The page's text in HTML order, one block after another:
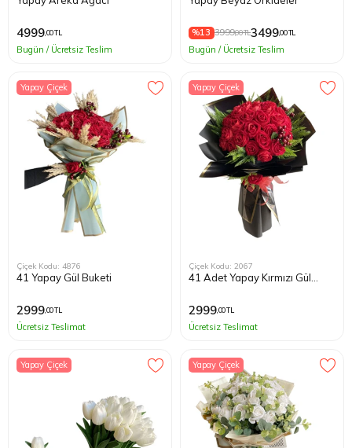
4999,00 TL
Bugün / Ücretsiz Teslim
%13 3999,00 TL3499,00 TL
Bugün / Ücretsiz Teslim
Yapay Çiçek
Çiçek Kodu: 4876
41 Yapay Gül Buketi
2999,00 TL
Ücretsiz Teslimat
Yapay Çiçek
Çiçek Kodu: 2067
41 Adet Yapay Kırmızı Gül
2999,00 TL
Ücretsiz Teslimat
Yapay Çiçek Yapay Çiçek